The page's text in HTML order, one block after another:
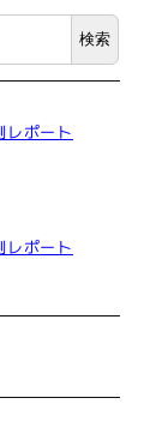
検索
ポート
ポート